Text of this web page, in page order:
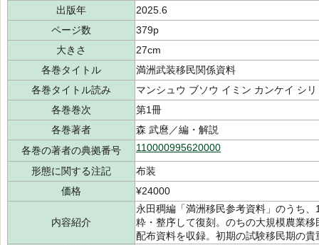
出版年
2025.6
ページ数
379p
大きさ
27cm
各巻タイトル
満洲武装移民関係資料
各巻タイトル読み
マンシュウ ブソウ イミン カンケイ シリ
各巻巻次
第1冊
各巻著者
森 武麿／編・解説
各巻の著者の典拠番号
110000995620000
形態に関する注記
布装
価格
¥24000
内容紹介
永田稠編「満洲移民参考資料」のうち
粋・整序して復刻。のちの大規模農業
配布資料を収録。初期の試験移民期の貴